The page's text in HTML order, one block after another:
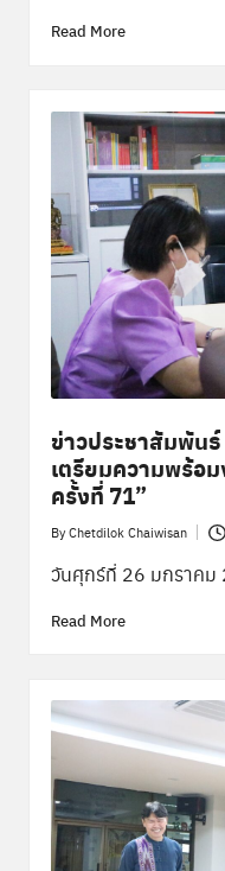
Read More
ข่าวประชาสัมพันธ์
เตรียมความพร้อ
ครั้งที่ 71”
Posted
by
ByChetdilok Chaiwisan
วันศุกร์ที่ 26 มกราค
Read More